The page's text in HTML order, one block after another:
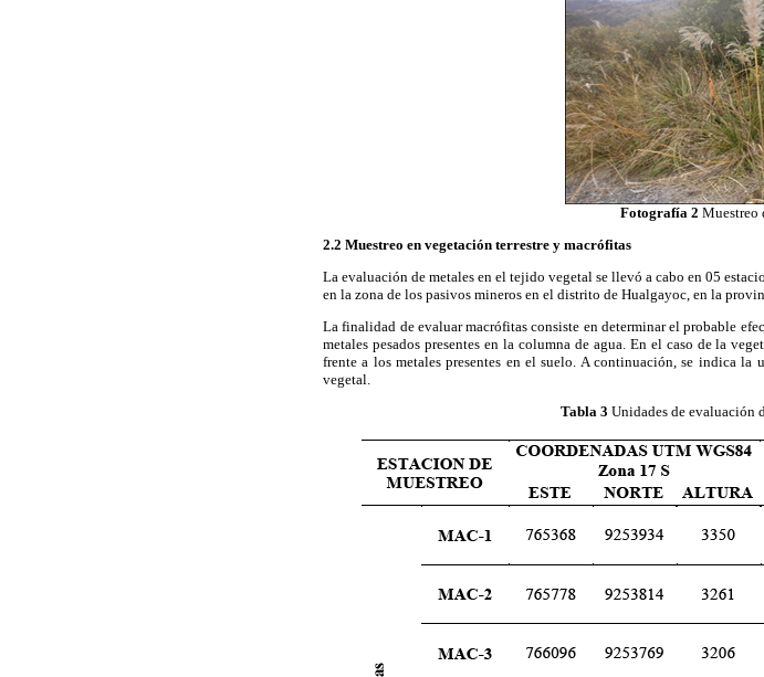
Fotografía 2 Muestreo
2.2 Muestreo en vegetación terrestre y macrófitas
La evaluación de metales en el tejido vegetal se llevó a cabo en 05
en la zona de los pasivos mineros en el distrito de Hualgayoc, en la
La finalidad de evaluar macrófitas consiste en determinar el probable
metales pesados presentes en la columna de agua. En el caso de la
frente a los metales presentes en el suelo. A continuación, se indica
vegetal.
Tabla 3 Unidades de evaluación